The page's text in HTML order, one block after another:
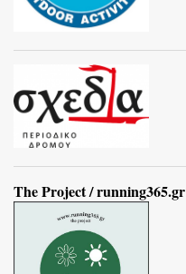
The Project / running365.gr